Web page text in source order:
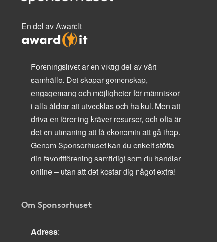
En del av AwardIt
Föreningslivet är en viktig del av vårt
samhälle. Det skapar gemenskap,
engagemang och möjligheter för människor
i alla åldrar att utvecklas och ha kul. Men att
driva en förening kräver resurser, och ofta är
det en utmaning att få ekonomin att gå ihop.
Genom Sponsorhuset kan du enkelt stötta
din favoritförening samtidigt som du handlar
online – utan att det kostar dig något extra!
Om Sponsorhuset
Adress: